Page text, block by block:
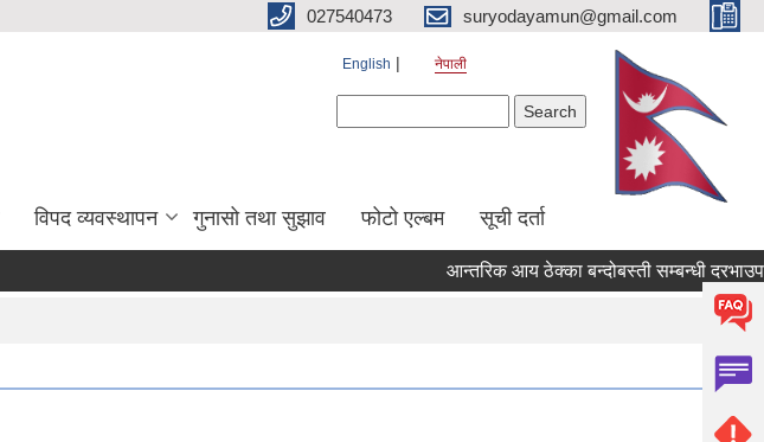
027540473 suryodayamun@gmail.com
English नेपाली
विपद व्यवस्थापन गुनासो तथा सुझाव फोटो एल्बम सूची दर्ता
आन्तरिक आय ठेक्का बन्दोबस्ती सम्बन्धी